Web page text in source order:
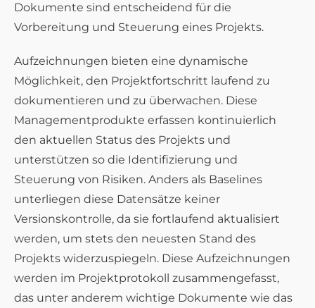
Dokumente sind entscheidend für die
Vorbereitung und Steuerung eines Projekts.
Aufzeichnungen bieten eine dynamische
Möglichkeit, den Projektfortschritt laufend zu
dokumentieren und zu überwachen. Diese
Managementprodukte erfassen kontinuierlich
den aktuellen Status des Projekts und
unterstützen so die Identifizierung und
Steuerung von Risiken. Anders als Baselines
unterliegen diese Datensätze keiner
Versionskontrolle, da sie fortlaufend aktualisiert
werden, um stets den neuesten Stand des
Projekts widerzuspiegeln. Diese Aufzeichnungen
werden im Projektprotokoll zusammengefasst,
das unter anderem wichtige Dokumente wie das